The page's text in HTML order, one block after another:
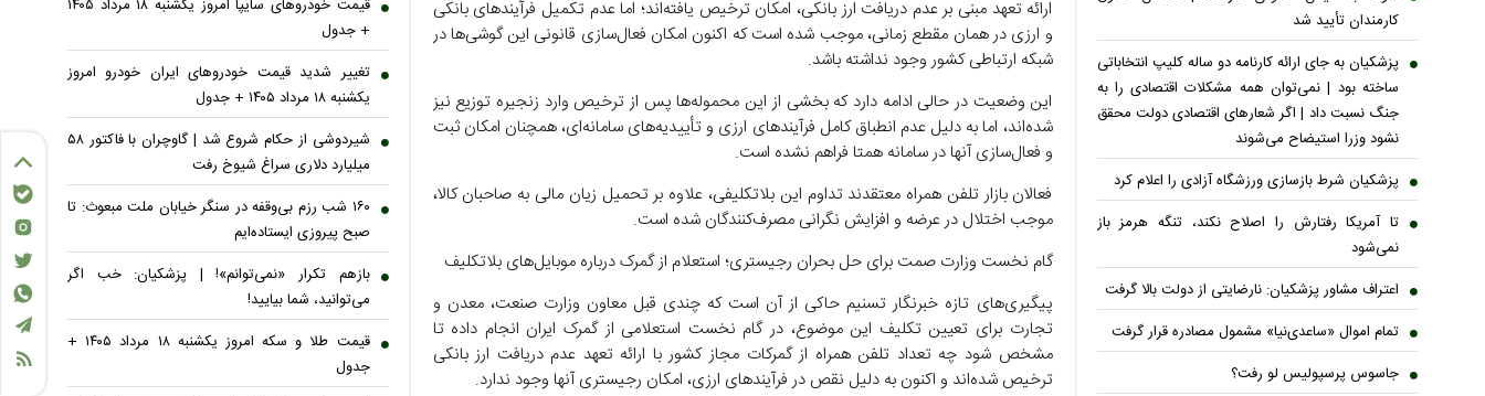
ارائه تعهد مبنی بر عدم دریافت ارز بانکی، امکان ترخیص یافته‌اند؛ اما عدم تکمیل فرآیندهای بانکی
و ارزی در همان مقطع زمانی، موجب شده است که اکنون امکان فعال‌سازی قانونی این گوشی‌ها در
شبکه ارتباطی کشور وجود نداشته باشد.
این وضعیت در حالی ادامه دارد که بخشی از این محموله‌ها پس از ترخیص وارد زنجیره توزیع نیز
شده‌اند، اما به دلیل عدم انطباق کامل فرآیندهای ارزی و تأییدیه‌های سامانه‌ای، همچنان امکان ثبت
و فعال‌سازی آنها در سامانه همتا فراهم نشده است.
فعالان بازار تلفن همراه معتقدند تداوم این بلاتکلیفی، علاوه بر تحمیل زیان مالی به صاحبان کالا،
موجب اختلال در عرضه و افزایش نگرانی مصرف‌کنندگان شده است.
گام نخست وزارت صمت برای حل بحران رجیستری؛ استعلام از گمرک درباره موبایل‌های بلاتکلیف
پیگیری‌های تازه خبرنگار تسنیم حاکی از آن است که چندی قبل معاون وزارت صنعت، معدن و
تجارت برای تعیین تکلیف این موضوع، در گام نخست استعلامی از گمرک ایران انجام داده تا
مشخص شود چه تعداد تلفن همراه از گمرکات مجاز کشور با ارائه تعهد عدم دریافت ارز بانکی
ترخیص شده‌اند و اکنون به دلیل نقص در فرآیندهای ارزی، امکان رجیستری آنها وجود ندارد.
کارمندان تأیید شد
پزشکیان به جای ارائه کارنامه دو ساله کلیپ انتخاباتی
ساخته بود | نمی‌توان همه مشکلات اقتصادی را به
جنگ نسبت داد | اگر شعار‌های اقتصادی دولت محقق
نشود وزرا استیضاح می‌شوند
پزشکیان شرط بازسازی ورزشگاه آزادی را اعلام کرد
تا آمریکا رفتارش را اصلاح نکند، تنگه هرمز باز
نمی‌شود
اعتراف مشاور پزشکیان: نارضایتی از دولت بالا گرفت
تمام اموال «ساعدی‌نیا» مشمول مصادره قرار گرفت
جاسوس پرسپولیس لو رفت؟
قیمت خودرو‌های سایپا امروز یکشنبه ۱۸ مرداد ۱۴۰۵
+ جدول
تغییر شدید قیمت خودرو‌های ایران خودرو امروز
یکشنبه ۱۸ مرداد ۱۴۰۵ + جدول
شیردوشی از حکام شروع شد | گاوچران با فاکتور ۵۸
میلیارد دلاری سراغ شیوخ رفت
۱۶۰ شب رزم بی‌وقفه در سنگر خیابان ملت مبعوث: تا
صبح پیروزی ایستاده‌ایم
بازهم تکرار «نمی‌توانم»! | پزشکیان: خب اگر
می‌توانید، شما بیایید!
قیمت طلا و سکه امروز یکشنبه ۱۸ مرداد ۱۴۰۵ +
جدول